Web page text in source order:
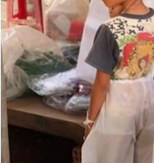
Giấy phép xuất bản số
© 2003-2026 Bản quyền
chép dưới mọi hình thức
bản. Phát triển bởi ePi